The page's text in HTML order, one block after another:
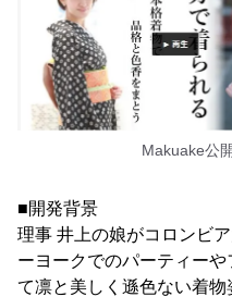
Makuake公
■開発背景
理事 井上の娘がコロンビ
ーヨークでのパーティー
て凛と美しく遜色ない着